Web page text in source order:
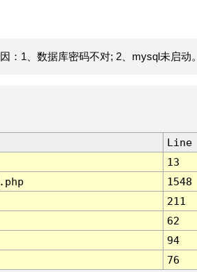
：1、数据库密码不对; 2、mysql未启动。
Line
13
1548
211
62
94
76